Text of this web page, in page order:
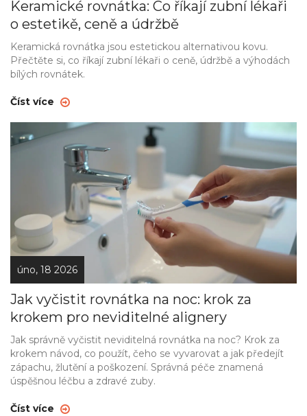
Keramické rovnátka: Co říkají zubní lékaři
o estetikě, ceně a údržbě
Keramická rovnátka jsou estetickou alternativou kovu.
Přečtěte si, co říkají zubní lékaři o ceně, údržbě a výhodách
bílých rovnátek.
Číst více
úno, 18 2026
Jak vyčistit rovnátka na noc: krok za
krokem pro neviditelné alignery
Jak správně vyčistit neviditelná rovnátka na noc? Krok za
krokem návod, co použít, čeho se vyvarovat a jak předejít
zápachu, žlutění a poškození. Správná péče znamená
úspěšnou léčbu a zdravé zuby.
Číst více